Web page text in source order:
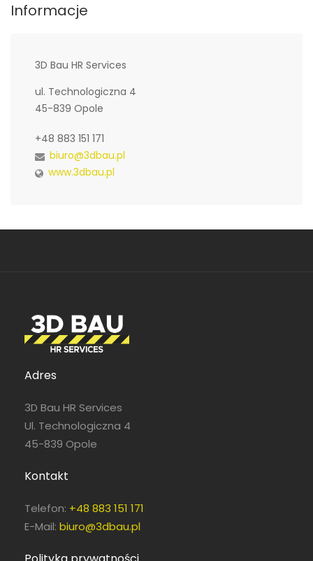
Informacje
3D Bau HR Services
ul. Technologiczna 4
45-839 Opole
+48 883 151 171
biuro@3dbau.pl
www.3dbau.pl
Adres
3D Bau HR Services
Ul. Technologiczna 4
45-839 Opole
Kontakt
Telefon: +48 883 151 171
E-Mail: biuro@3dbau.pl